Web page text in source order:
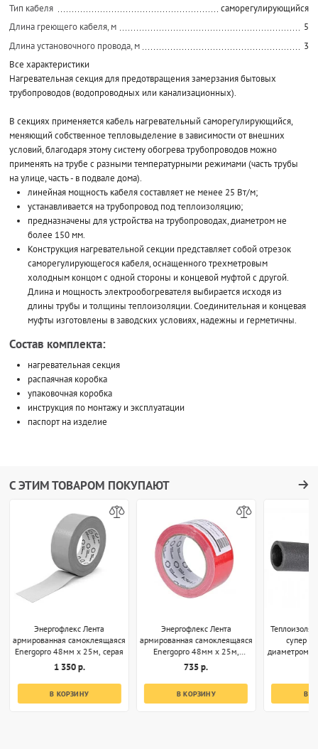
Тип кабеля
саморегулирующийся
Длина греющего кабеля, м
5
Длина установочного провода, м
3
Все характеристики
Нагревательная секция для предотвращения замерзания бытовых
трубопроводов (водопроводных или канализационных).
В секциях применяется кабель нагревательный саморегулирующийся,
меняющий собственное тепловыделение в зависимости от внешних
условий, благодаря этому систему обогрева трубопроводов можно
применять на трубе с разными температурными режимами (часть трубы
на улице, часть - в подвале дома).
линейная мощность кабеля составляет не менее 25 Вт/м;
устанавливается на трубопровод под теплоизоляцию;
предназначены для устройства на трубопроводах, диаметром не
более 150 мм.
Конструкция нагревательной секции представляет собой отрезок
саморегулирующегося кабеля, оснащенного трехметровым
холодным концом с одной стороны и концевой муфтой с другой.
Длина и мощность электрообогревателя выбирается исходя из
длины трубы и толщины теплоизоляции. Соединительная и концевая
муфты изготовлены в заводских условиях, надежны и герметичны.
Состав комплекта:
нагревательная секция
распаячная коробка
упаковочная коробка
инструкция по монтажу и эксплуатации
паспорт на изделие
С ЭТИМ ТОВАРОМ ПОКУПАЮТ
Энергофлекс Лента
армированная самоклеящаяся
Energopro 48мм х 25м, серая
1 350 р.
В КОРЗИНУ
Энергофлекс Лента
армированная самоклеящаяся
Energopro 48мм х 25м,
красная
735 р.
В КОРЗИНУ
супер
диаметром
В